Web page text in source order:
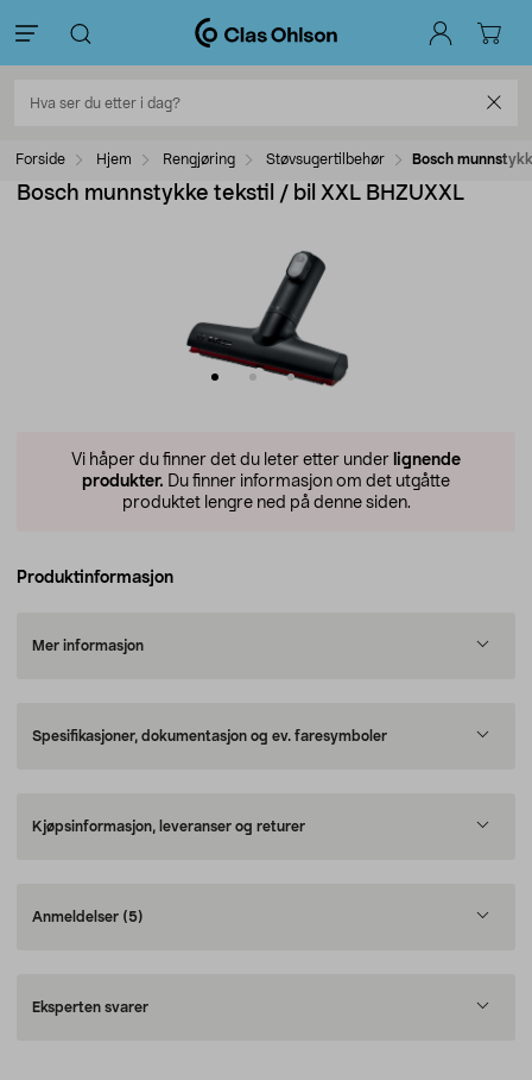
Forside Hjem Rengjøring Støvsugertilbehør Bosch
Bosch munnstykke tekstil / bil XXL BHZUXXL
Vi håper du finner det du leter etter under lignende
produkter. Du finner informasjon om det utgåtte
produktet lengre ned på denne siden.
Produktinformasjon
Mer informasjon
Spesifikasjoner, dokumentasjon og ev. faresymboler
Kjøpsinformasjon, leveranser og returer
Anmeldelser (5)
Eksperten svarer